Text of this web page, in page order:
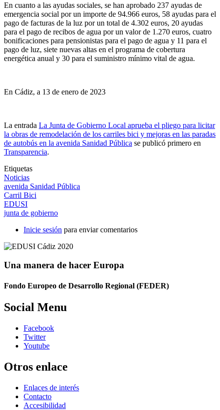
En cuanto a las ayudas sociales, se han aprobado 237 ayudas de
emergencia social por un importe de 94.966 euros, 58 ayudas para el
pago de facturas de la luz por un total de 4.302 euros, 20 ayudas
para el pago de recibos de agua por un valor de 1.270 euros, cuatro
bonificaciones para pensionistas para el pago de agua y 11 para el
pago de luz, siete nuevas altas en el programa de cobertura
energética anual y 30 para el suministro mínimo vital de agua.
En Cádiz, a 13 de enero de 2023
La entrada La Junta de Gobierno Local aprueba el pliego para licitar
la obras de remodelación de los carriles bici y mejoras en las paradas
de autobús en la avenida Sanidad Pública se publicó primero en
Transparencia.
Etiquetas
Noticias
avenida Sanidad Pública
Carril Bici
EDUSI
junta de gobierno
Inicie sesión para enviar comentarios
Una manera de hacer Europa
Fondo Europeo de Desarrollo Regional (FEDER)
Social Menu
Facebook
Twitter
Youtube
Otros enlace
Enlaces de interés
Contacto
Accesibilidad